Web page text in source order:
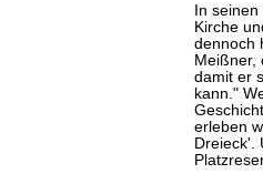
In
Kirche
dennoch
Meißner,
damit er
kann."
erleben
Dreieck'.